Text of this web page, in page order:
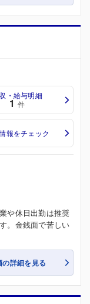
・給与明細
1 件
報をチェック
や休日出勤は推奨
。金銭面で苦しい
の詳細を見る